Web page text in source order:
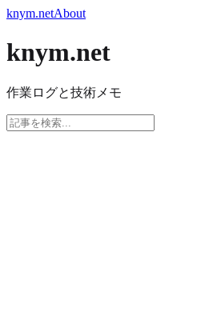
knym.netAbout
knym.net
作業ログと技術メモ